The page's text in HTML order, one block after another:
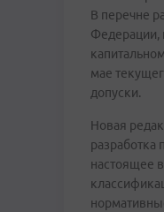
В перечне
Федерации,
мае
допуски.
Новая
разработка
настоящее